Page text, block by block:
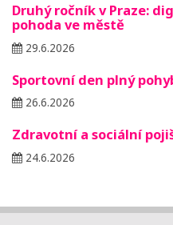
Druhý ročník v Praze:
pohoda ve městě
29.6.2026
Sportovní den plný
26.6.2026
Zdravotní a sociální
24.6.2026